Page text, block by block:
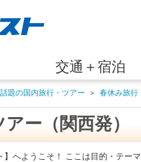
交通＋宿泊
題の国内旅行・ツアー ＞ 春休み旅行
ー（関西発）
へようこそ！ ここは目的・テー